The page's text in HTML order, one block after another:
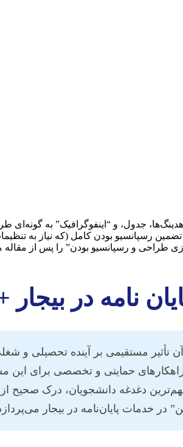
جدول، و “اینفوگرافیک” به گونه‌ای
طراحی و رسپانسیو بودن” را پس از مقاله
نامه در
مستقیمی بر آینده تحصیلی و
حمایتی و تخصصی برای این
دغدغه دانشجویان، درک صحیح از
خدمات پایان‌نامه در بیجار